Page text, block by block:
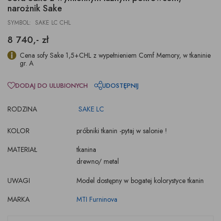
narożnik Sake
SYMBOL: SAKE LC CHL
8 740,- zł
Cena sofy Sake 1,5+CHL z wypełnieniem Comf Memory, w tkaninie
gr. A
RODZINA SAKE LC
KOLOR
próbniki tkanin -pytaj w salonie !
MATERIAŁ
tkanina
drewno/ metal
UWAGI
Model dostępny w bogatej kolorystyce tkanin
MARKA
MTI Furninova
DODAJ DO ULUBIONYCH UDOSTĘPNIJ